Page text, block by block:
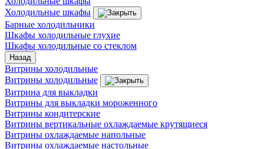
Холодильные шкафы
Барные холодильники
Шкафы холодильные глухие
Шкафы холодильные со стеклом
Назад
Витрины холодильные
Витрины холодильные
Витрина для выкладки
Витрины для выкладки мороженного
Витрины кондитерские
Витрины вертикальные охлаждаемые крутящиеся
Витрины охлаждаемые напольные
Витрины охлаждаемые настольные